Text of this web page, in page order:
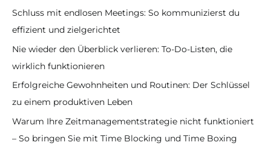
Schluss mit endlosen Meetings: So kommunizierst du
effizient und zielgerichtet
Nie wieder den Überblick verlieren: To-Do-Listen, die
wirklich funktionieren
Erfolgreiche Gewohnheiten und Routinen: Der Schlüssel
zu einem produktiven Leben
Warum Ihre Zeitmanagementstrategie nicht funktioniert
– So bringen Sie mit Time Blocking und Time Boxing